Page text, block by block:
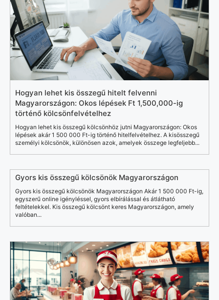
Hogyan lehet kis összegű hitelt felvenni
Magyarországon: Okos lépések Ft 1,500,000-ig
történő kölcsönfelvételhez
Hogyan lehet kis összegű kölcsönhöz jutni Magyarországon: Okos
lépések akár 1 500 000 Ft-ig történő hitelfelvételhez. A kisösszegű
személyi kölcsönök, különösen azok, amelyek összege legfeljebb...
Gyors kis összegű kölcsönök Magyarországon
Gyors kis összegű kölcsönök Magyarországon Akár 1 500 000 Ft-ig,
egyszerű online igényléssel, gyors elbírálással és átlátható
feltételekkel. Kis összegű kölcsönt keres Magyarországon, amely
valóban...